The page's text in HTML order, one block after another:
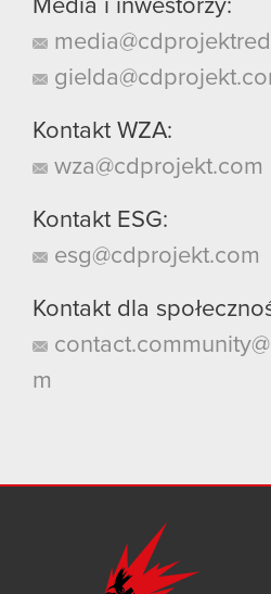
Media i inwestorzy:
Kontakt WZA:
wza@cdprojekt.com
Kontakt ESG:
esg@cdprojekt.com
Kontakt dla
m